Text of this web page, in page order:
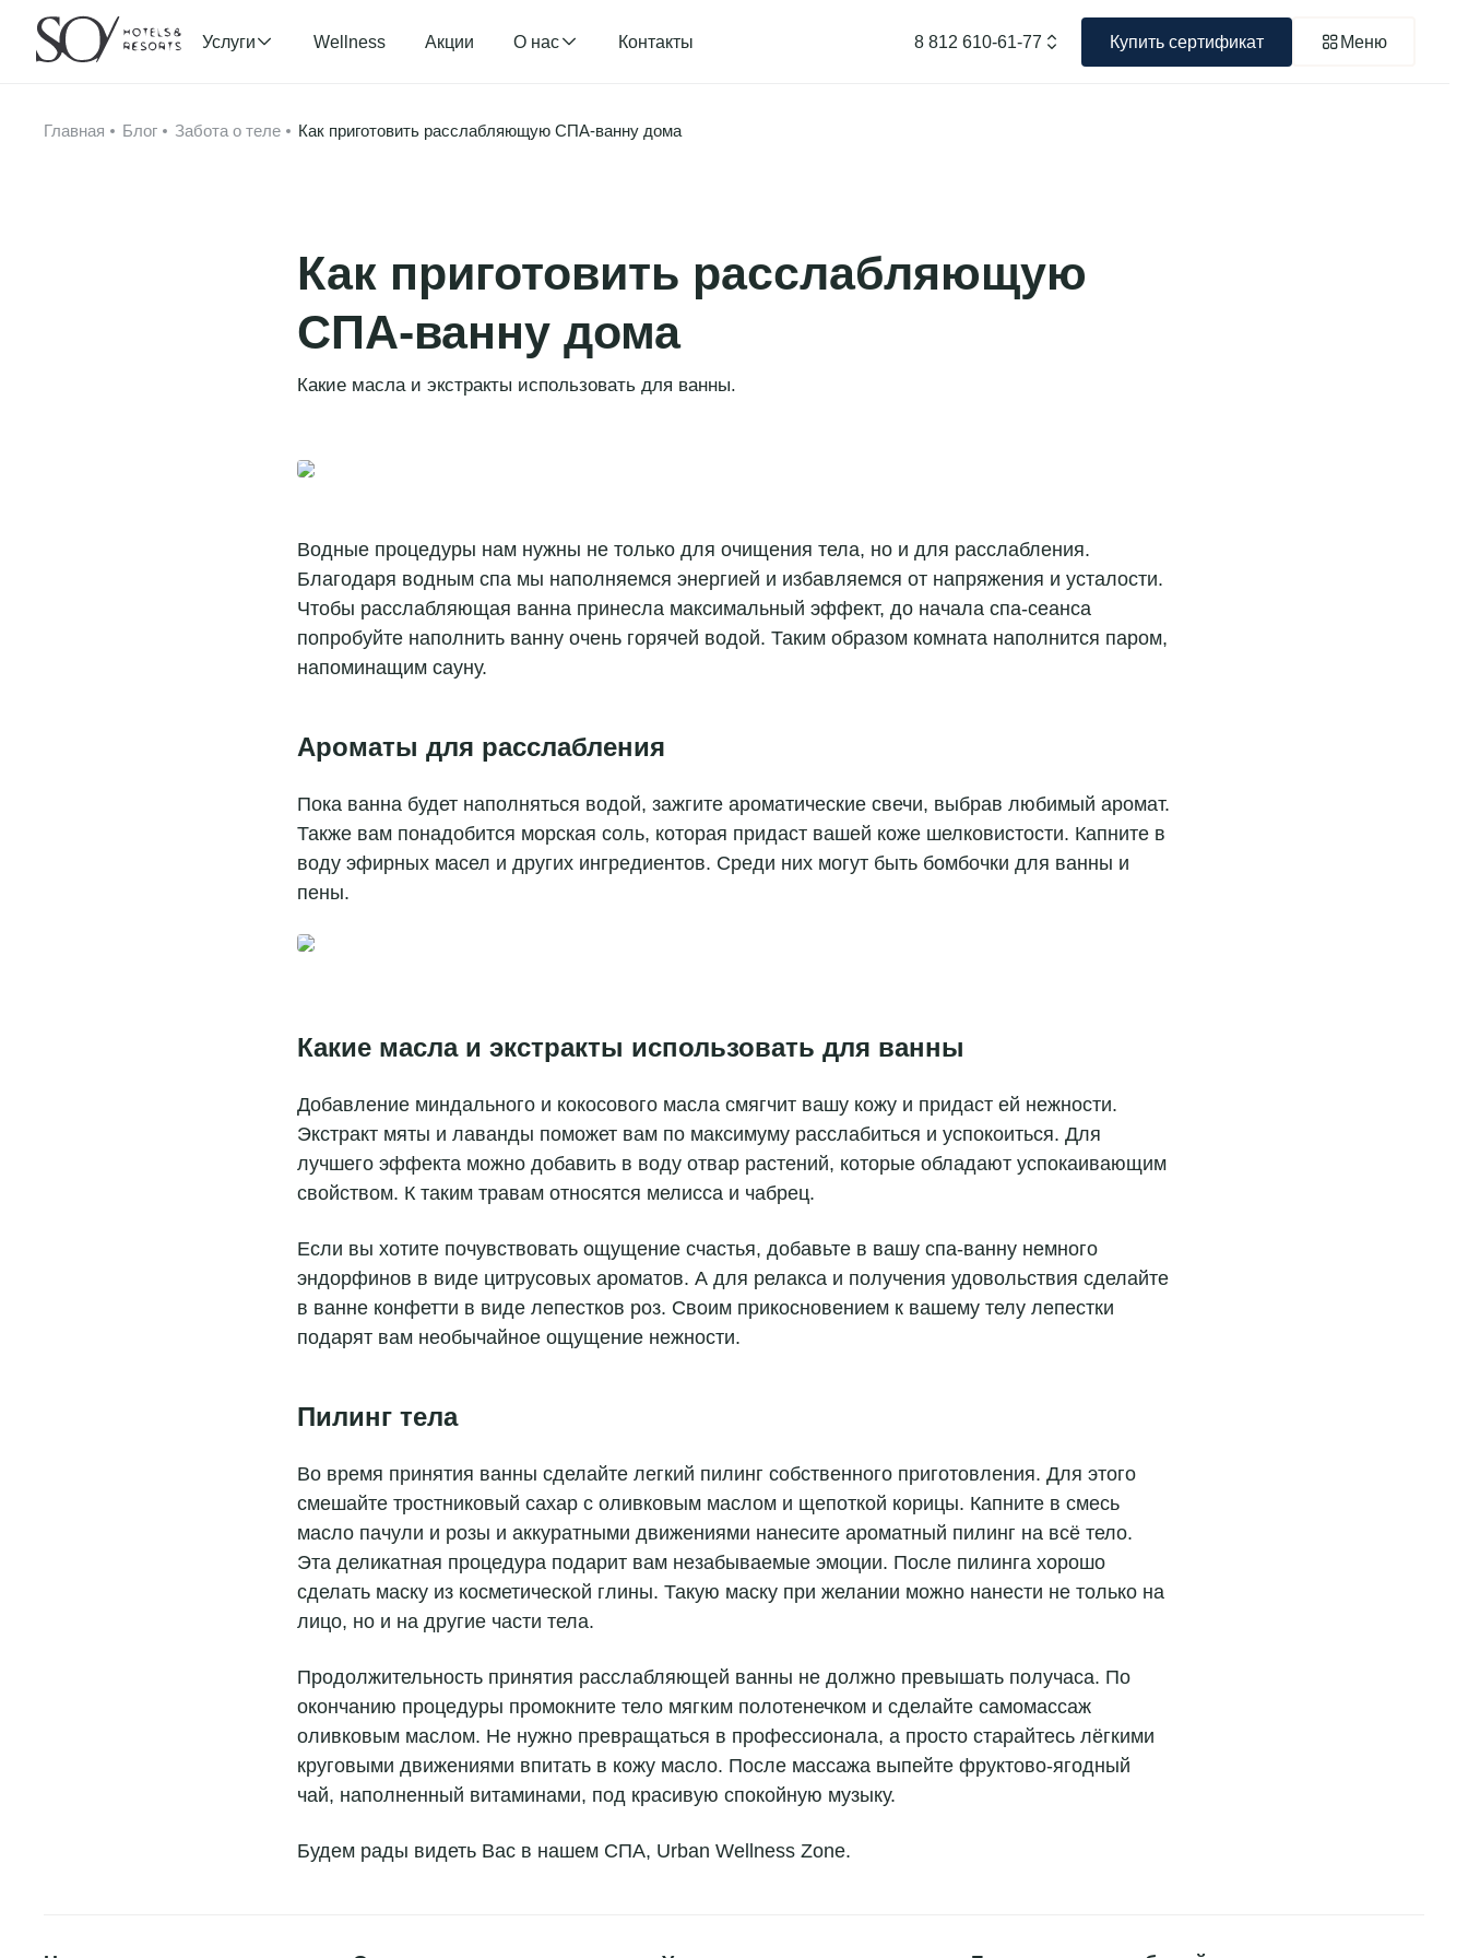
Услуги Wellness Акции О нас Контакты 8 812 610-61-77 Купить сертификат Меню
Купить сертификат
Главная Блог Забота о теле Как приготовить расслабляющую СПА-ванну дома
Как приготовить расслабляющую
СПА-ванну дома
Какие масла и экстракты использовать для ванны.
Водные процедуры нам нужны не только для очищения тела, но и для расслабления.
Благодаря водным спа мы наполняемся энергией и избавляемся от напряжения и усталости.
Чтобы расслабляющая ванна принесла максимальный эффект, до начала спа-сеанса
попробуйте наполнить ванну очень горячей водой. Таким образом комната наполнится паром,
напоминащим сауну.
Ароматы для расслабления
Пока ванна будет наполняться водой, зажгите ароматические свечи, выбрав любимый аромат.
Также вам понадобится морская соль, которая придаст вашей коже шелковистости. Капните в
воду эфирных масел и других ингредиентов. Среди них могут быть бомбочки для ванны и
пены.
Какие масла и экстракты использовать для ванны
Добавление миндального и кокосового масла смягчит вашу кожу и придаст ей нежности.
Экстракт мяты и лаванды поможет вам по максимуму расслабиться и успокоиться. Для
лучшего эффекта можно добавить в воду отвар растений, которые обладают успокаивающим
свойством. К таким травам относятся мелисса и чабрец.
Если вы хотите почувствовать ощущение счастья, добавьте в вашу спа-ванну немного
эндорфинов в виде цитрусовых ароматов. А для релакса и получения удовольствия сделайте
в ванне конфетти в виде лепестков роз. Своим прикосновением к вашему телу лепестки
подарят вам необычайное ощущение нежности.
Пилинг тела
Во время принятия ванны сделайте легкий пилинг собственного приготовления. Для этого
смешайте тростниковый сахар с оливковым маслом и щепоткой корицы. Капните в смесь
масло пачули и розы и аккуратными движениями нанесите ароматный пилинг на всё тело.
Эта деликатная процедура подарит вам незабываемые эмоции. После пилинга хорошо
сделать маску из косметической глины. Такую маску при желании можно нанести не только на
лицо, но и на другие части тела.
Продолжительность принятия расслабляющей ванны не должно превышать получаса. По
окончанию процедуры промокните тело мягким полотенечком и сделайте самомассаж
оливковым маслом. Не нужно превращаться в профессионала, а просто старайтесь лёгкими
круговыми движениями впитать в кожу масло. После массажа выпейте фруктово-ягодный
чай, наполненный витаминами, под красивую спокойную музыку.
Будем рады видеть Вас в нашем СПА, Urban Wellness Zone.